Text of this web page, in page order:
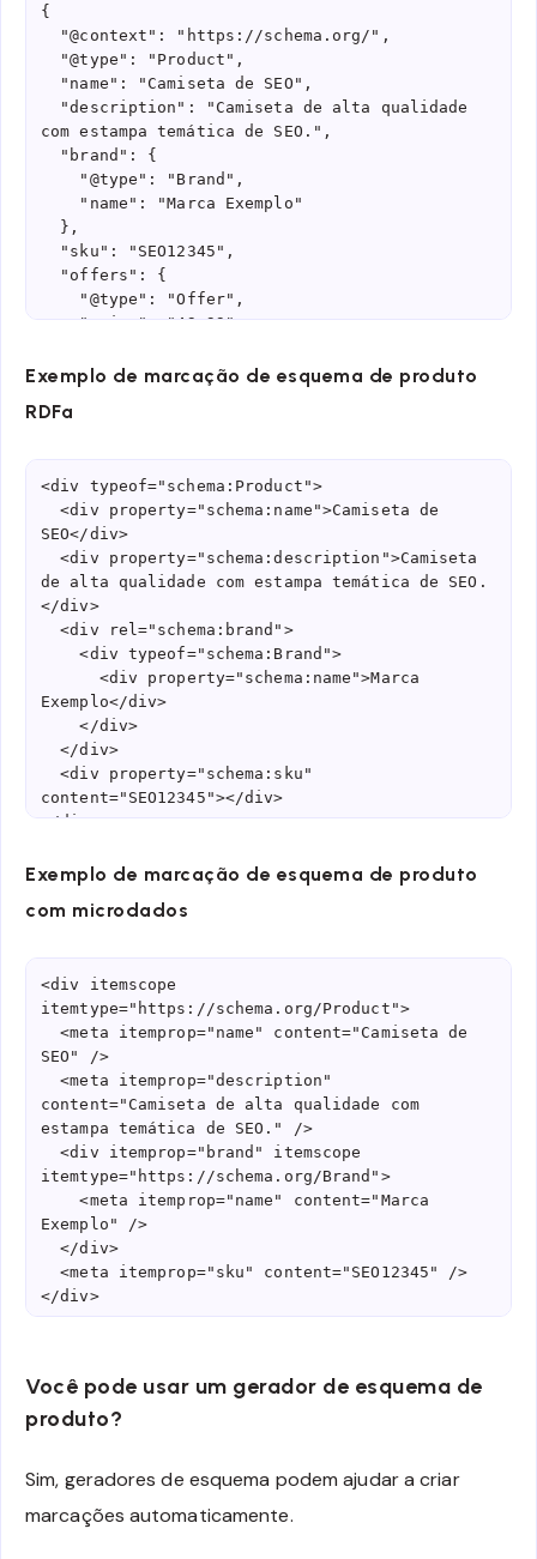
{
com estampa temática de SEO.",
    "availability":
  }
Exemplo de marcação de esquema de produto
RDFa
<div typeof="schema:Product">
  <div property="schema:name">Camiseta de
SEO</div>
  <div property="schema:description">Camiseta
de alta qualidade com estampa temática de SEO.
</div>
  <div rel="schema:brand">
    <div typeof="schema:Brand">
Exemplo</div>
    </div>
  </div>
  <div property="schema:sku"
content="SEO12345"></div>
</div>
Exemplo de marcação de esquema de produto
com microdados
<div itemscope
itemtype="https://schema.org/Product">
  <meta itemprop="name" content="Camiseta de
SEO" />
  <meta itemprop="description"
content="Camiseta de alta qualidade com
estampa temática de SEO." />
  <div itemprop="brand" itemscope
itemtype="https://schema.org/Brand">
    <meta itemprop="name" content="Marca
Exemplo" />
  </div>
  <meta itemprop="sku" content="SEO12345" />
</div>
Você pode usar um gerador de esquema de
produto?
Sim, geradores de esquema podem ajudar a criar
marcações automaticamente.